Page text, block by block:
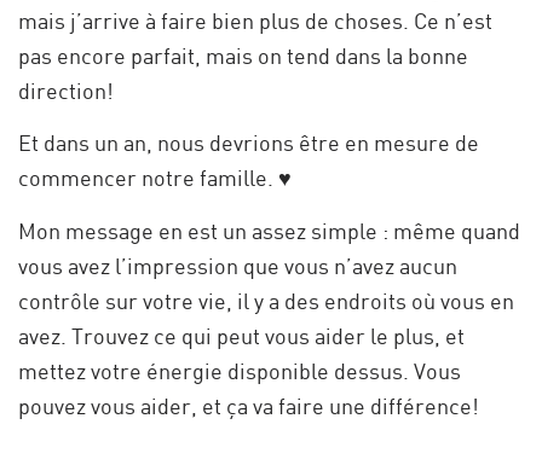
mais j’arrive à faire bien plus de choses. Ce n’est
pas encore parfait, mais on tend dans la bonne
direction!
Et dans un an, nous devrions être en mesure de
commencer notre famille. ♥
Mon message en est un assez simple : même quand
vous avez l’impression que vous n’avez aucun
contrôle sur votre vie, il y a des endroits où vous en
avez. Trouvez ce qui peut vous aider le plus, et
mettez votre énergie disponible dessus. Vous
pouvez vous aider, et ça va faire une différence!